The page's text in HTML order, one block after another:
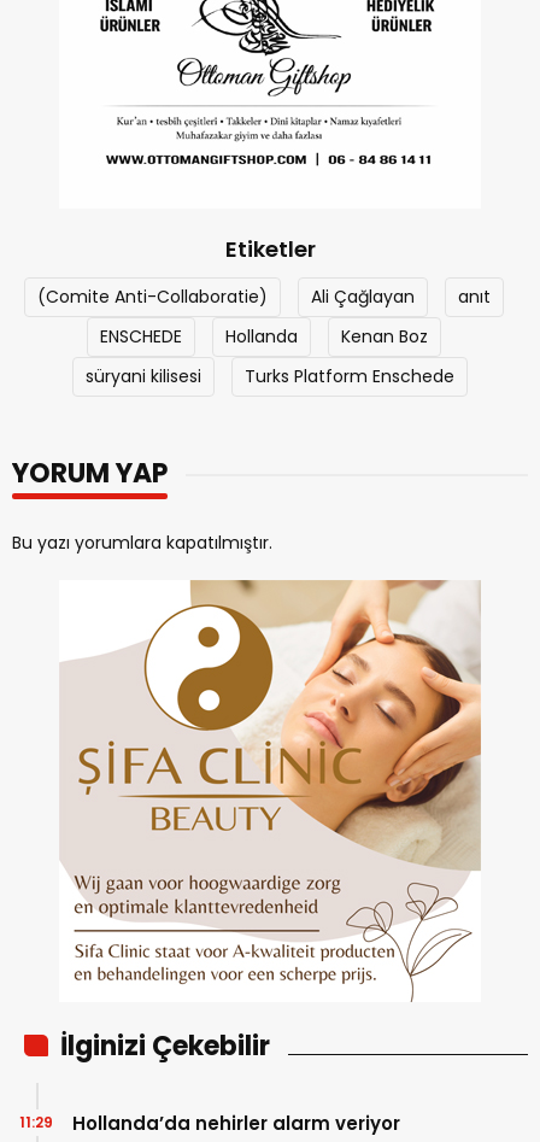
Etiketler
(Comite Anti-Collaboratie) Ali Çağlayan
anıt
ENSCHEDE
Hollanda
Kenan Boz
süryani kilisesi
Turks Platform Enschede
YORUM YAP
Bu yazı yorumlara kapatılmıştır.
İlginizi Çekebilir
Hollanda’da nehirler alarm veriyor
11:29